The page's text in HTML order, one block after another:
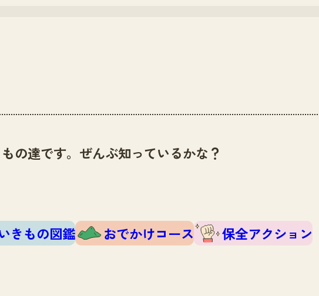
の達です。ぜんぶ知っているかな？
きもの図鑑 おでかけコース
保全アクション